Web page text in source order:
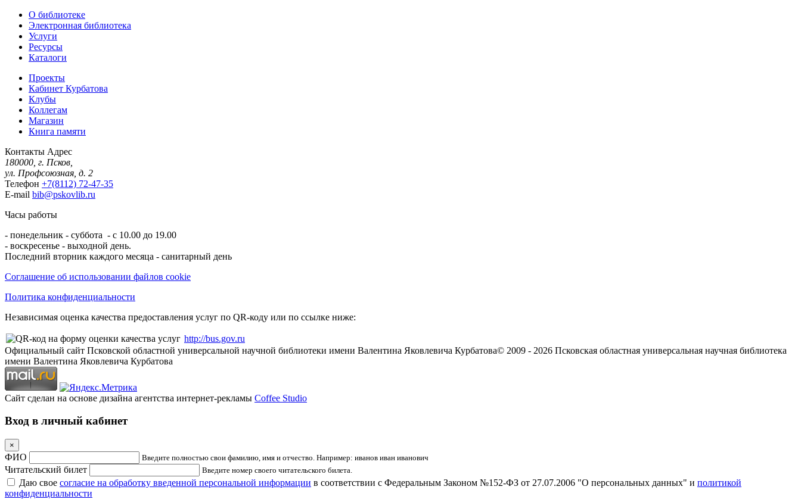
О библиотеке
Электронная библиотека
Услуги
Ресурсы
Каталоги
Проекты
Кабинет Курбатова
Клубы
Коллегам
Магазин
Книга памяти
Контакты Адрес
180000, г. Псков,
ул. Профсоюзная, д. 2
Телефон +7(8112) 72-47-35
E-mail bib@pskovlib.ru
Часы работы
- понедельник - суббота - с 10.00 до 19.00
- воскресенье - выходной день.
Последний вторник каждого месяца - санитарный день
Соглашение об использовании файлов cookie
Политика конфиденциальности
Независимая оценка качества предоставления услуг по QR-коду или по ссылке ниже:
http://bus.gov.ru
Официальный сайт Псковской областной универсальной научной библиотеки имени Валентина Яковлевича Курбатова© 2009 - 2026 Псковская областная универсальная научная библиотека
имени Валентина Яковлевича Курбатова
Сайт сделан на основе дизайна агентства интернет-рекламы Coffee Studio
Вход в личный кабинет
×
ФИО Введите полностью свои фамилию, имя и отчество. Например: иванов иван иванович
Читательский билет Введите номер своего читательского билета.
Даю свое согласие на обработку введенной персональной информации в соответствии с Федеральным Законом №152-ФЗ от 27.07.2006 "О персональных данных" и политикой
конфиденциальности